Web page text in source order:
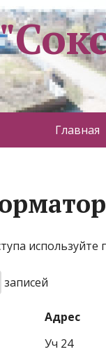
Главная
используйте
записей
Адрес
Уч 24